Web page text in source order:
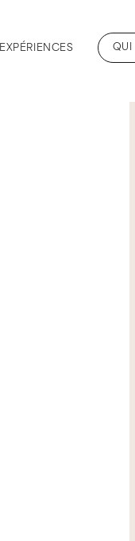
EXPÉRIENCES QUI